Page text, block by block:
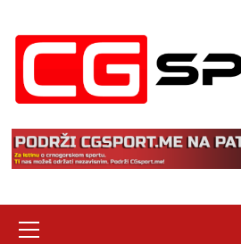
content
Menu